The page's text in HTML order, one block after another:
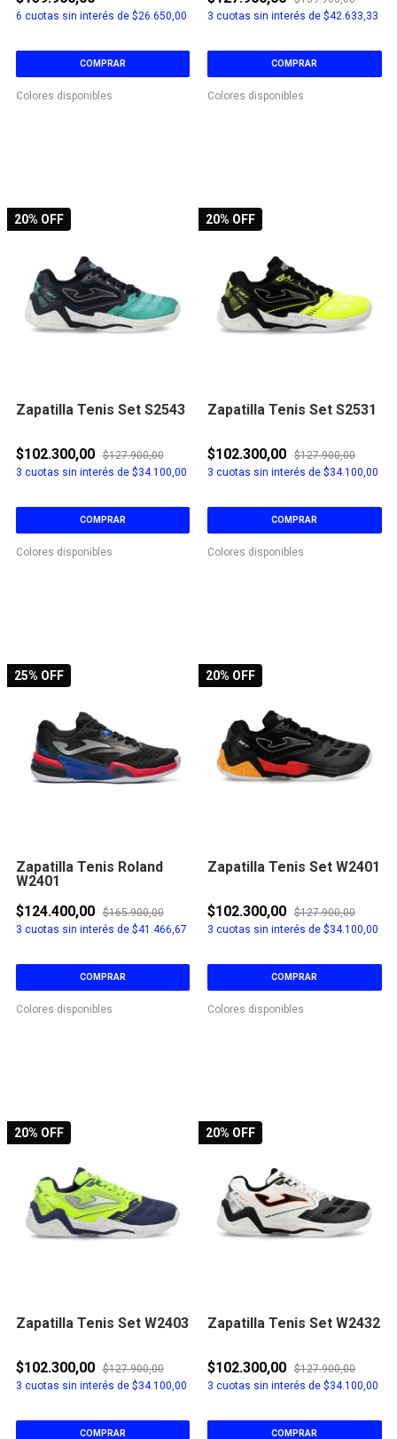
6 cuotas sin interés de $26.650,00
COMPRAR
Colores disponibles
3 cuotas sin interés de $42.633,33
COMPRAR
Colores disponibles
20% OFF
Zapatilla Tenis Set S2543
$102.300,00
$127.900,00
3 cuotas sin interés de $34.100,00
COMPRAR
Colores disponibles
20% OFF
Zapatilla Tenis Set S2531
$102.300,00
$127.900,00
3 cuotas sin interés de $34.100,00
COMPRAR
Colores disponibles
25% OFF
Zapatilla Tenis Roland
W2401
$124.400,00
$165.900,00
3 cuotas sin interés de $41.466,67
COMPRAR
Colores disponibles
20% OFF
Zapatilla Tenis Set W2401
$102.300,00
$127.900,00
3 cuotas sin interés de $34.100,00
COMPRAR
Colores disponibles
20% OFF
Zapatilla Tenis Set W2403
$102.300,00
$127.900,00
3 cuotas sin interés de $34.100,00
COMPRAR
20% OFF
Zapatilla Tenis Set W2432
$102.300,00
$127.900,00
3 cuotas sin interés de $34.100,00
COMPRAR